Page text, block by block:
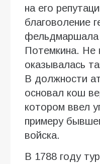
на его
благоволение
фельдмаршала
Потемкина. Не
оказывалась
В должности
основал кош
котором ввел
примеру
войска.
В 1788 году